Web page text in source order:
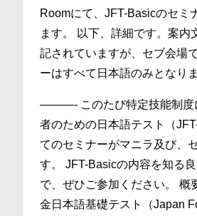
Roomにて、JFT-Basicのセミ
ます。 以下、詳細です。案内
記されていますが、セブ会場
ーはすべて日本語のみとなりま
———- このたび特定技能制度
者のための日本語テスト（
てのセミナーがマニラ及び、
す。 JFT-Basicの内容を知る
で、ぜひご参加ください。 概
金日本語基礎テスト（Japan